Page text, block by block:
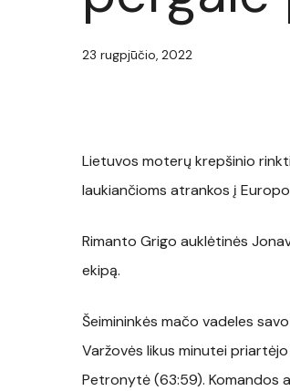
23 rugpjūčio, 2022
Lietuvos moterų krepšinio
laukiančioms atrankos į
Rimanto Grigo auklėtinės
ekipą.
Šeimininkės mačo vadeles
Varžovės likus minutei
Petronytė (63:59). Komandos